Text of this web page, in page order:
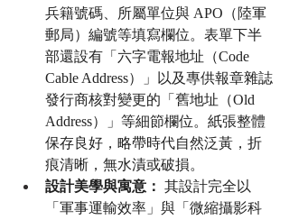
兵籍號碼、所屬單位與 APO（陸軍
郵局）編號等填寫欄位。表單下半
部還設有「六字電報地址（Code
Cable Address）」以及專供報章雜誌
發行商核對變更的「舊地址（Old
Address）」等細節欄位。紙張整體
保存良好，略帶時代自然泛黃，折
痕清晰，無水漬或破損。
設計美學與寓意： 其設計完全以
「軍事運輸效率」與「微縮攝影科